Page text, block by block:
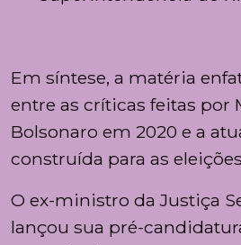
Em síntese, a matéria
entre as críticas feitas por
Bolsonaro em 2020 e a
construída para as
O ex-ministro da Justiça
lançou sua pré-